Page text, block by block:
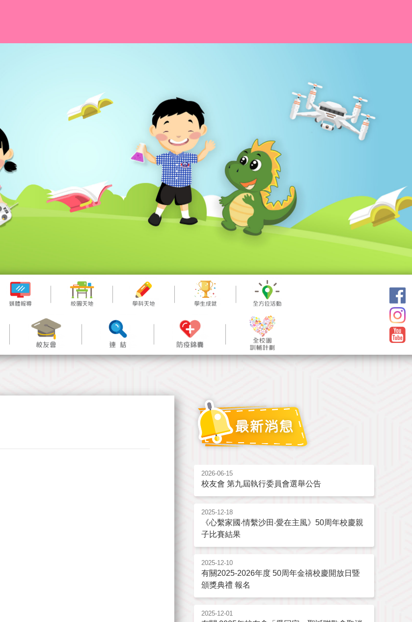
2026-06-15
校友會 第九屆執行委員會選舉公告
2025-12-18
《心繫家國‧情繫沙田‧愛在主風》50周年校慶親
子比賽結果
2025-12-10
有關2025-2026年度 50周年金禧校慶開放日暨
頒獎典禮 報名
2025-12-01